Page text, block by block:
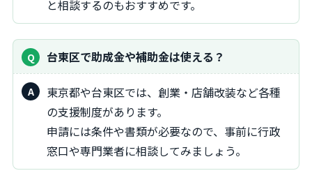
と相談するのもおすすめです。
台東区で助成金や補助金は使える？
東京都や台東区では、創業・店舗改装など各種
の支援制度があります。
申請には条件や書類が必要なので、事前に行政
窓口や専門業者に相談してみましょう。